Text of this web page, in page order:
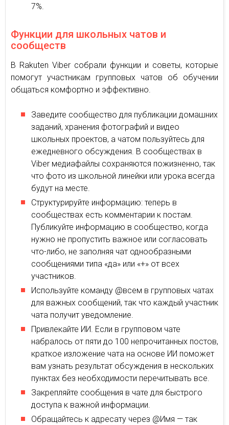
7%.
Функции для школьных чатов и
сообществ
В Rakuten Viber собрали функции и советы, которые
помогут участникам групповых чатов об обучении
общаться комфортно и эффективно.
Заведите сообщество для публикации домашних
заданий, хранения фотографий и видео
школьных проектов, а чатом пользуйтесь для
ежедневного обсуждения. В сообществах в
Viber медиафайлы сохраняются пожизненно, так
что фото из школьной линейки или урока всегда
будут на месте.
Структурируйте информацию: теперь в
сообществах есть комментарии к постам.
Публикуйте информацию в сообщество, когда
нужно не пропустить важное или согласовать
что-либо, не заполняя чат однообразными
сообщениями типа «да» или «+» от всех
участников.
Используйте команду @всем в групповых чатах
для важных сообщений, так что каждый участник
чата получит уведомление.
Привлекайте ИИ. Если в групповом чате
набралось от пяти до 100 непрочитанных постов,
краткое изложение чата на основе ИИ поможет
вам узнать результат обсуждения в нескольких
пунктах без необходимости перечитывать все.
Закрепляйте сообщения в чате для быстрого
доступа к важной информации.
Обращайтесь к адресату через @Имя — так